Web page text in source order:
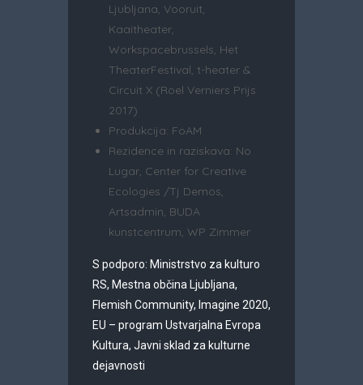
Ljubljana, Vooruit,
Kaaitheater,
Workspacebrussels, Het
TheaterFestival, t-heater &
Circuit X (Roel Verniers Prijs
2017)
Produkcija: FoAM
Rezidence in raziskava: No
Lugar, Center for Creative
Ecologies /Tj Demos,
Artsadmin, BUDA
kunstcentrum, WP Zimmer
S podporo: Ministrstvo za kulturo
RS, Mestna občina Ljubljana,
Flemish Community, Imagine 2020,
EU – program Ustvarjalna Evropa
Kultura, Javni sklad za kulturne
dejavnosti